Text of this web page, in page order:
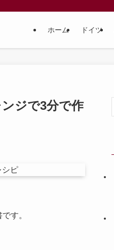
ホーム ドイツ
ジで3分で作
す。